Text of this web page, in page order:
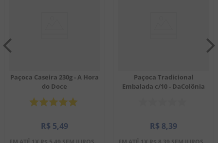
Paçoca Caseira 230g - A Hora
do Doce
R$ 5,49
Paçoca Tradicional
Embalada c/10 - DaColônia
R$ 8,39